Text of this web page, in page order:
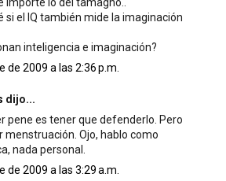
si el IQ también mide la imaginación
inteligencia e imaginación?
de 2009 a las 2:36 p.m.
dijo...
pene es tener que defenderlo. Pero
menstruación. Ojo, hablo como
nada personal.
de 2009 a las 3:29 a.m.